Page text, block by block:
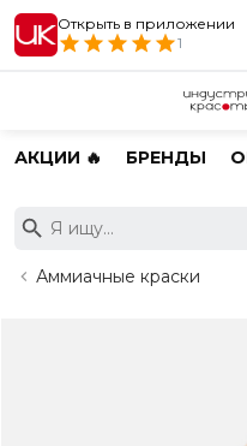
Открыть в приложении
1
АКЦИИ 🔥 БРЕНДЫ
Аммиачные краски